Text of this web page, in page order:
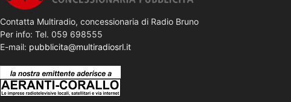
Contatta Multiradio, concessionaria di Radio Bruno
Per info: Tel. 059 698555
E-mail: pubblicita@multiradiosrl.it